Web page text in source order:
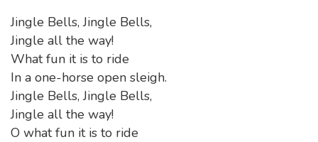
Jingle Bells, Jingle Bells,
Jingle all the way!
What fun it is to ride
In a one-horse open sleigh.
Jingle Bells, Jingle Bells,
Jingle all the way!
O what fun it is to ride